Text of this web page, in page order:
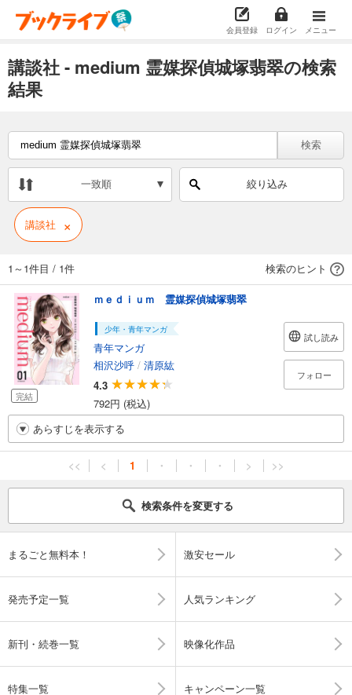
会員登録 ログイン メニュー
講談社 - medium 霊媒探偵城塚翡翠の検索
結果
検索
一致順 絞り込み
講談社 ×
1～1件目 / 1件 検索のヒント
完結
ｍｅｄｉｕｍ 霊媒探偵城塚翡翠
少年・青年マンガ
青年マンガ
相沢沙呼 / 清原紘
4.3
792円 (税込)
試し読み
フォロー
あらすじを表示する
<< < 1 ・ ・ ・ > >>
検索条件を変更する
まるごと無料本！ 激安セール
発売予定一覧 人気ランキング
新刊・続巻一覧 映像化作品
特集一覧 キャンペーン一覧